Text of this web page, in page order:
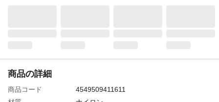
商品の詳細
商品コード
4549509411611